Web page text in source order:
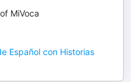
MiVoca
Español con Historias